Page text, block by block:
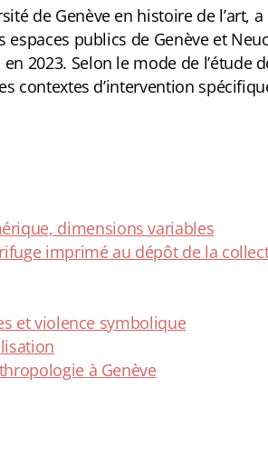
de Genève en histoire de l’art,
espaces publics de Genève et
2023. Selon le mode de l’étude
contextes d’intervention
dimensions variables
imprimé au dépôt de la
et violence symbolique
à Genève